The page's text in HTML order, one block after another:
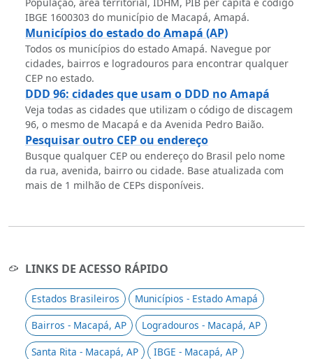
IBGE 1600303 do município de Macapá, Amapá.
Municípios do estado do Amapá (AP)
Todos os municípios do estado Amapá. Navegue por
cidades, bairros e logradouros para encontrar qualquer
CEP no estado.
DDD 96: cidades que usam o DDD no Amapá
Veja todas as cidades que utilizam o código de discagem
96, o mesmo de Macapá e da Avenida Pedro Baião.
Pesquisar outro CEP ou endereço
Busque qualquer CEP ou endereço do Brasil pelo nome
da rua, avenida, bairro ou cidade. Base atualizada com
mais de 1 milhão de CEPs disponíveis.
LINKS DE ACESSO RÁPIDO
Estados Brasileiros
Municípios - Estado Amapá
Bairros - Macapá, AP
Logradouros - Macapá, AP
Santa Rita - Macapá, AP
IBGE - Macapá, AP